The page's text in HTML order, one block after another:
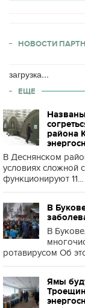
НОВОСТИ
загрузка...
ЕЩЕ
района
В Деснянском
условиях сложной
функционируют 11...
В
В
ротавирусом Об
Ямы